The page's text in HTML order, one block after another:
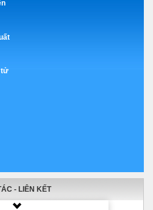
tử
- LIÊN KẾT